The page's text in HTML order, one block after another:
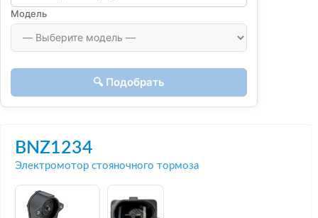
Модель
🔍 Подобрать
BNZ1234
Электромотор стояночного тормоза